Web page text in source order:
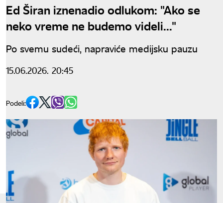
Ed Širan iznenadio odlukom: "Ako se
neko vreme ne budemo videli..."
Po svemu sudeći, napraviće medijsku pauzu
15.06.2026. 20:45
Podeli: